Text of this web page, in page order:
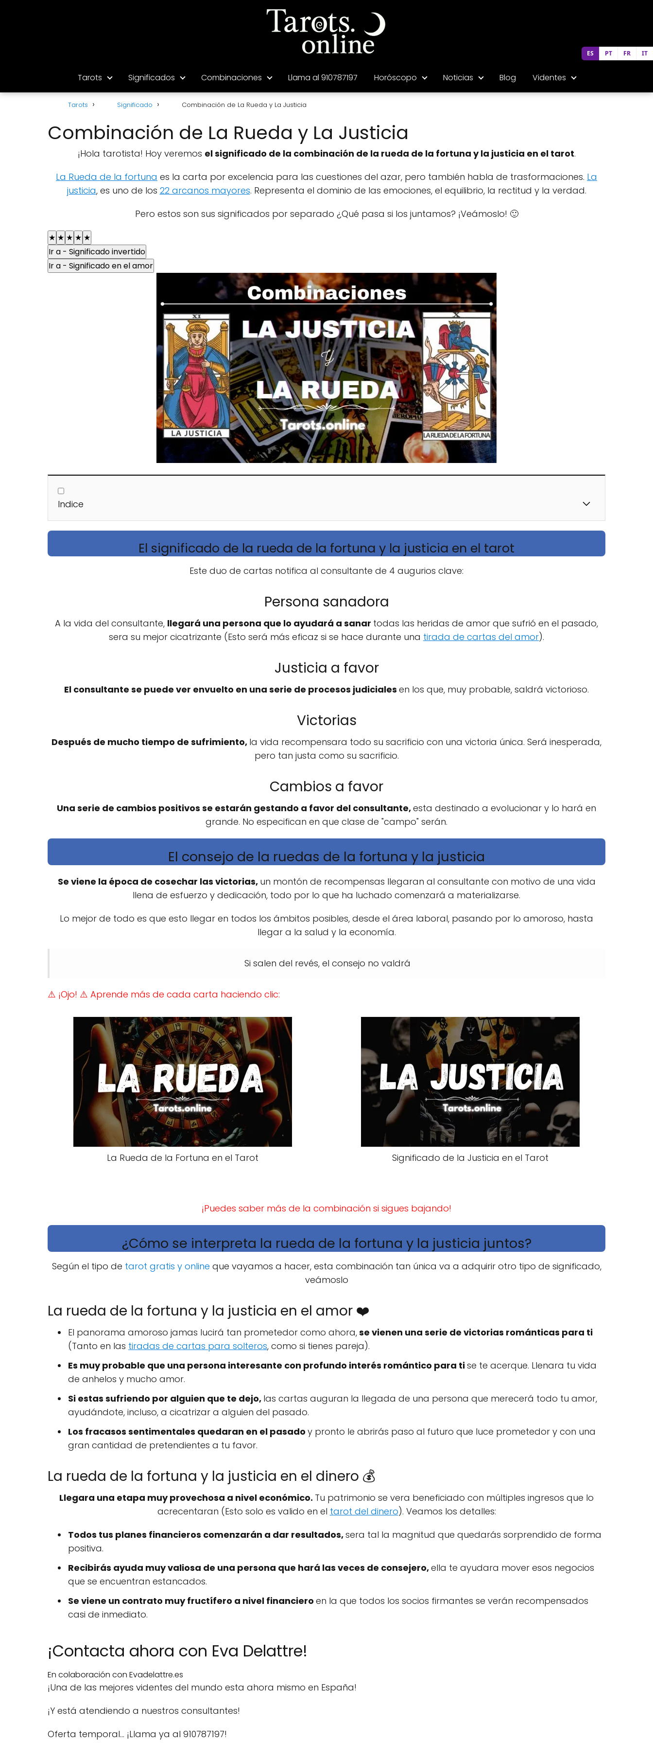
Tarots Significados Combinaciones Llama al 910787197 Horóscopo Noticias Blog Videntes
Tarots Significado Combinación de La Rueda y La Justicia
Combinación de La Rueda y La Justicia
¡Hola tarotista! Hoy veremos el significado de la combinación de la rueda de la fortuna y la justicia en el tarot.
La Rueda de la fortuna es la carta por excelencia para las cuestiones del azar, pero también habla de trasformaciones. La
justicia, es uno de los 22 arcanos mayores. Representa el dominio de las emociones, el equilibrio, la rectitud y la verdad.
Pero estos son sus significados por separado ¿Qué pasa si los juntamos? ¡Veámoslo! 🙂
★ ★ ★ ★ ★
Ir a - Significado invertido
Ir a - Significado en el amor
Indice
El significado de la rueda de la fortuna y la justicia en el tarot
Este duo de cartas notifica al consultante de 4 augurios clave:
Persona sanadora
A la vida del consultante, llegará una persona que lo ayudará a sanar todas las heridas de amor que sufrió en el pasado,
sera su mejor cicatrizante (Esto será más eficaz si se hace durante una tirada de cartas del amor).
Justicia a favor
El consultante se puede ver envuelto en una serie de procesos judiciales en los que, muy probable, saldrá victorioso.
Victorias
Después de mucho tiempo de sufrimiento, la vida recompensara todo su sacrificio con una victoria única. Será inesperada,
pero tan justa como su sacrificio.
Cambios a favor
Una serie de cambios positivos se estarán gestando a favor del consultante,esta destinado a evolucionar y lo hará en
grande. No especifican en que clase de "campo" serán.
El consejo de la ruedas de la fortuna y la justicia
Se viene la época de cosechar las victorias, un montón de recompensas llegaran al consultante con motivo de una vida
llena de esfuerzo y dedicación, todo por lo que ha luchado comenzará a materializarse.
Lo mejor de todo es que esto llegar en todos los ámbitos posibles, desde el área laboral, pasando por lo amoroso, hasta
llegar a la salud y la economía.
Si salen del revés, el consejo no valdrá
⚠️ ¡Ojo! ⚠️ Aprende más de cada carta haciendo clic:
La Rueda de la Fortuna en el Tarot Significado de la Justicia en el Tarot
¡Puedes saber más de la combinación si sigues bajando!
¿Cómo se interpreta la rueda de la fortuna y la justicia juntos?
Según el tipo de tarot gratis y online que vayamos a hacer, esta combinación tan única va a adquirir otro tipo de significado,
veámoslo
La rueda de la fortuna y la justicia en el amor ❤️
El panorama amoroso jamas lucirá tan prometedor como ahora,se vienen una serie de victorias románticas para ti
(Tanto en las tiradas de cartas para solteros, como si tienes pareja).
Es muy probable que una persona interesante con profundo interés romántico para tise te acerque. Llenara tu vida
de anhelos y mucho amor.
Si estas sufriendo por alguien que te dejo, las cartas auguran la llegada de una persona que merecerá todo tu amor,
ayudándote, incluso, a cicatrizar a alguien del pasado.
Los fracasos sentimentales quedaran en el pasado y pronto le abrirás paso al futuro que luce prometedor y con una
gran cantidad de pretendientes a tu favor.
La rueda de la fortuna y la justicia en el dinero 💰
Llegara una etapa muy provechosa a nivel económico. Tu patrimonio se vera beneficiado con múltiples ingresos que lo
acrecentaran (Esto solo es valido en el tarot del dinero). Veamos los detalles:
Todos tus planes financieros comenzarán a dar resultados,sera tal la magnitud que quedarás sorprendido de forma
positiva.
Recibirás ayuda muy valiosa de una persona que hará las veces de consejero,ella te ayudara mover esos negocios
que se encuentran estancados.
Se viene un contrato muy fructífero a nivel financiero en la que todos los socios firmantes se verán recompensados
casi de inmediato.
¡Contacta ahora con Eva Delattre!
En colaboración con Evadelattre.es
¡Una de las mejores videntes del mundo esta ahora mismo en España!
¡Y está atendiendo a nuestros consultantes!
Oferta temporal… ¡Llama ya al 910787197!
ES PT FR IT